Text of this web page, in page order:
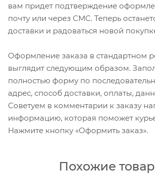
вам придет подтверждение
почту или через СМС. Теперь
доставки и радоваться новой
Оформление заказа в стандартном
выглядит следующим образом.
полностью форму по
адрес, способ доставки, оплаты,
Советуем в комментарии к заказу
информацию, которая поможет
Нажмите кнопку «Оформить заказ».
Похожие